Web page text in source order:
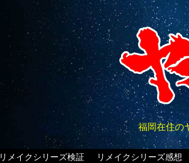
福岡在住の
リメイクシリーズ検証 リメイクシリーズ感想